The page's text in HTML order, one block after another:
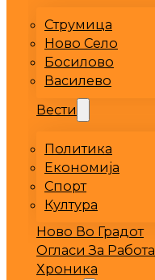
Струмица
Ново Село
Босилово
Василево
Вести
Политика
Економија
Спорт
Култура
Ново Во Градот
Огласи За Работа
Хроника